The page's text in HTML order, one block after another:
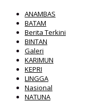
ANAMBAS
BATAM
Berita Terkini
BINTAN
Galeri
KARIMUN
KEPRI
LINGGA
Nasional
NATUNA